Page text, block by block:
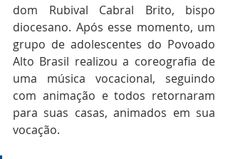
dom Rubival Cabral Brito, bispo
diocesano. Após esse momento, um
grupo de adolescentes do Povoado
Alto Brasil realizou a coreografia de
uma música vocacional, seguindo
com animação e todos retornaram
para suas casas, animados em sua
vocação.